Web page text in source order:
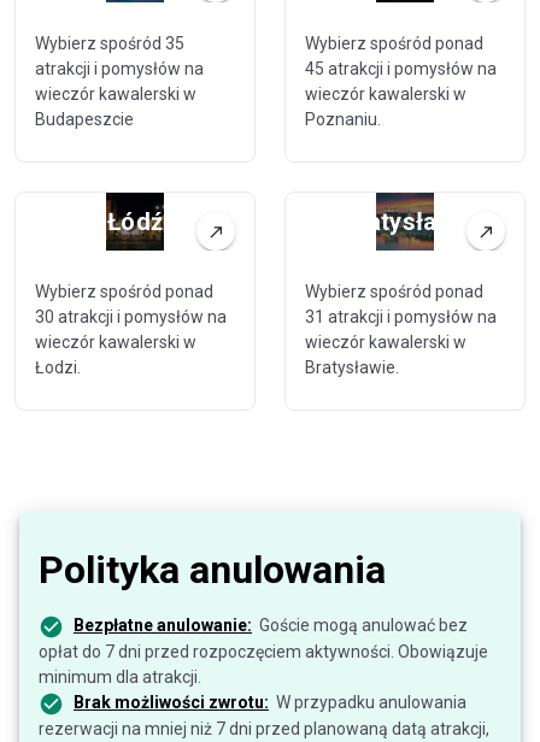
Wybierz spośród 35
atrakcji i pomysłów na
wieczór kawalerski w
Budapeszcie
Wybierz spośród ponad
45 atrakcji i pomysłów na
wieczór kawalerski w
Poznaniu.
Łódź
Wybierz spośród ponad
30 atrakcji i pomysłów na
wieczór kawalerski w
Łodzi.
Bratysława
Wybierz spośród ponad
31 atrakcji i pomysłów na
wieczór kawalerski w
Bratysławie.
Polityka anulowania
Bezpłatne anulowanie: Goście mogą anulować bez
opłat do 7 dni przed rozpoczęciem aktywności. Obowiązuje
minimum dla atrakcji.
Brak możliwości zwrotu: W przypadku anulowania
rezerwacji na mniej niż 7 dni przed planowaną datą atrakcji,